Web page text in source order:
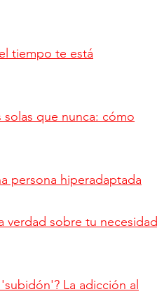
tiempo te está
solas que nunca: cómo
persona hiperadaptada
verdad sobre tu necesidad
La adicción al